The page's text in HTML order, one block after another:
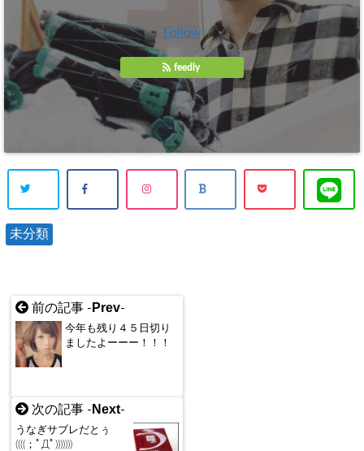
Follow
feedly
未分類
前の記事 - Prev-
今年も残り４５日切り
ましたよーーー！！！
次の記事 - Next-
うなぎサブレだとぅ
((((；ﾟДﾟ)))))))